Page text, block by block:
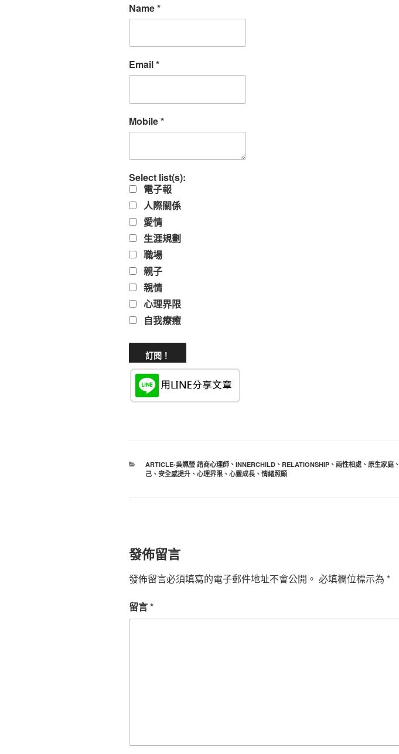
Name*
Email*
Mobile*
Select list(s):
電子報
人際關係
愛情
生涯規劃
職場
親子
親情
心理界限
自我療癒
分
類
ARTICLE-吳姵瑩 諮商心理師、 INNERCHILD、 RELATIONSHIP、 兩性相處、 原生家庭、
己、 安全感提升、 心理界限、 心靈成長、 情緒照顧
發佈留言
發佈留言必須填寫的電子郵件地址不會公開。 必填欄位標示為 *
留言*